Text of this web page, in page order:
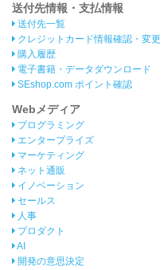
送付先情報・支払情報
送付先一覧
クレジットカード情報確認・変更
購入履歴
電子書籍・データダウンロード
SEshop.com ポイント確認
Webメディア
プログラミング
エンタープライズ
マーケティング
ネット通販
イノベーション
セールス
人事
プロダクト
AI
開発の意思決定